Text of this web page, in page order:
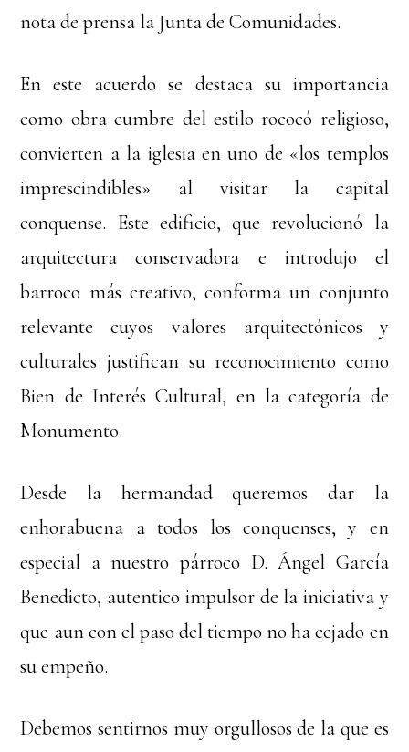
nota de prensa la Junta de Comunidades.
En este acuerdo se destaca su importancia
como obra cumbre del estilo rococó religioso,
convierten a la iglesia en uno de «los templos
imprescindibles» al visitar la capital
conquense. Este edificio, que revolucionó la
arquitectura conservadora e introdujo el
barroco más creativo, conforma un conjunto
relevante cuyos valores arquitectónicos y
culturales justifican su reconocimiento como
Bien de Interés Cultural, en la categoría de
Monumento.
Desde la hermandad queremos dar la
enhorabuena a todos los conquenses, y en
especial a nuestro párroco D. Ángel García
Benedicto, autentico impulsor de la iniciativa y
que aun con el paso del tiempo no ha cejado en
su empeño.
Debemos sentirnos muy orgullosos de la que es